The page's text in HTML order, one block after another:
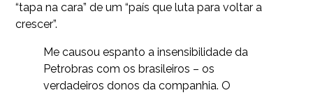
“tapa na cara” de um “país que luta para voltar a
crescer”.
Me causou espanto a insensibilidade da
Petrobras com os brasileiros – os
verdadeiros donos da companhia. O